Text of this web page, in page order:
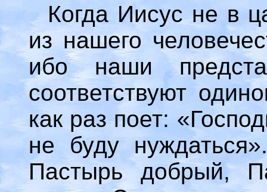
Когда Иисус не в
из нашего
ибо наши
соответствуют
как раз поет:
не буду
Пастырь добрый,